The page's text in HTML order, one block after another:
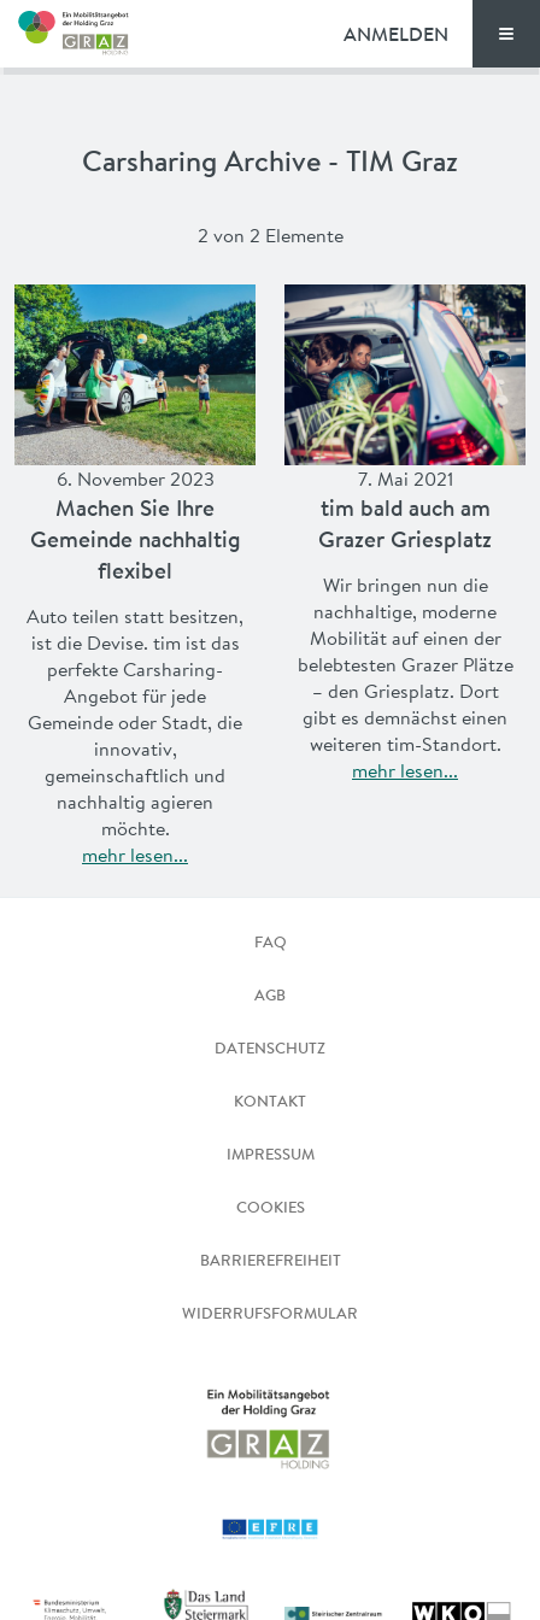
FAQ
VORTEILE
ENGLISH
ANMELDEN
Carsharing Archive - TIM Graz
2 von 2 Elemente
6. November 2023
Machen Sie Ihre
Gemeinde nachhaltig
flexibel
Auto teilen statt besitzen,
ist die Devise. tim ist das
perfekte Carsharing-
Angebot für jede
Gemeinde oder Stadt, die
innovativ,
gemeinschaftlich und
nachhaltig agieren
möchte.
mehr lesen...
7. Mai 2021
tim bald auch am
Grazer Griesplatz
Wir bringen nun die
nachhaltige, moderne
Mobilität auf einen der
belebtesten Grazer Plätze
– den Griesplatz. Dort
gibt es demnächst einen
weiteren tim-Standort.
mehr lesen...
FAQ
AGB
DATENSCHUTZ
KONTAKT
IMPRESSUM
COOKIES
BARRIEREFREIHEIT
WIDERRUFSFORMULAR